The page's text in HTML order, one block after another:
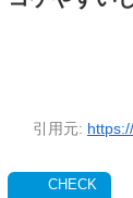
引用元: